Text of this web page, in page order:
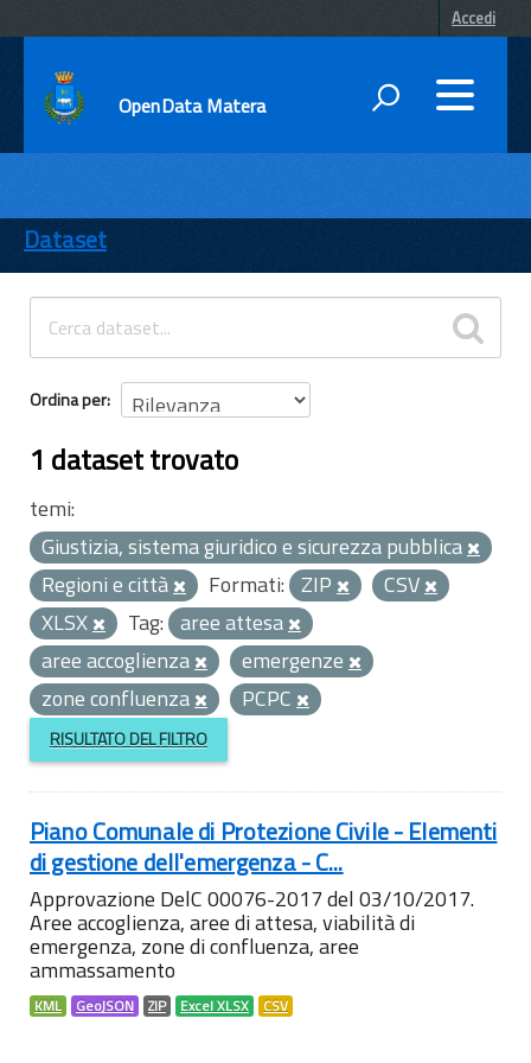
Accedi
OpenData Matera
ENTI
TEMI
INFORMAZIONI
Dataset
Ordina per
1 dataset trovato
temi:
Giustizia, sistema giuridico e sicurezza pubblica
Regioni e città
Formati: ZIP
CSV
XLSX
Tag: aree attesa
aree accoglienza
emergenze
zone confluenza
PCPC
RISULTATO DEL FILTRO
Piano Comunale di Protezione Civile - Elementi
di gestione dell'emergenza - C...
Approvazione DelC 00076-2017 del 03/10/2017.
Aree accoglienza, aree di attesa, viabilità di
emergenza, zone di confluenza, aree
ammassamento
KML GeoJSON ZIP Excel XLSX CSV